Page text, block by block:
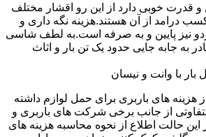
و قدرت خوبی دارد از این رو اقشار مختلف
درامد از آن هستند.هزینه نگه داری و
نیز پایین و به صرفه است.به لطف شاسی
به جابه جایی حدود یک تن بار و اثاث
با وانت و نیسان
هزینه های باربری برای حمل لوازم داشته
از جانب برخی شرکت های باربری و
این حالت اطلاع از نحوه محاسبه هزینه های